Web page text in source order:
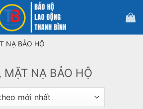
NẠ BẢO HỘ
MẶT NẠ BẢO HỘ